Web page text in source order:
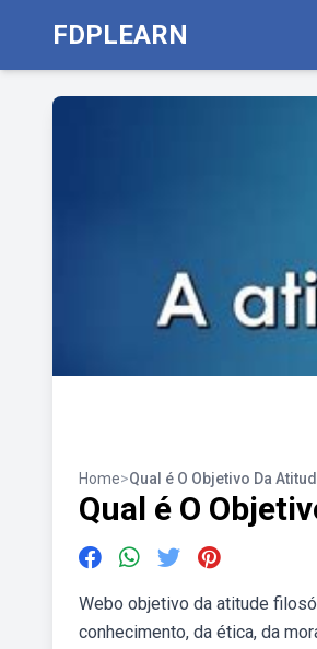
FDPLEARN
Home>Qual é O Objetivo Da
Qual é O
Webo objetivo da atitude
conhecimento, da ética, da